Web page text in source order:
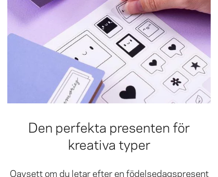
Den perfekta presenten för
kreativa typer
Oavsett om du letar efter en födelsedagspresent